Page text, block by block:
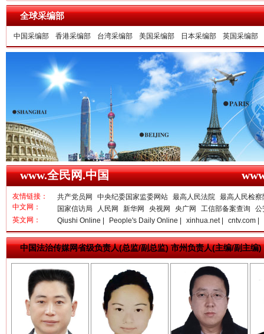
一枚“钉子”竟然扎入要害部门
雄关漫道展新颜 “
全球采编部
中国采编部 香港采编部 台湾采编部 美国采编部 日本采编部 英国采编部
www.全民网.中国
友情链接：
中文网：
共产党员网 中央纪委国家监委网站 最高人民法院 最高人民检察
国家信访局
人民网 新华网 央视网 央广网 工信部备案查询
公
英文网：
Qiushi Online | People's Daily Online | xinhua.net | cntv.com |
中国法治传媒网省级负责人(总监/副总监) 市州负责人(主编/副主
亓淦玉 总编辑
李 凌 何功书